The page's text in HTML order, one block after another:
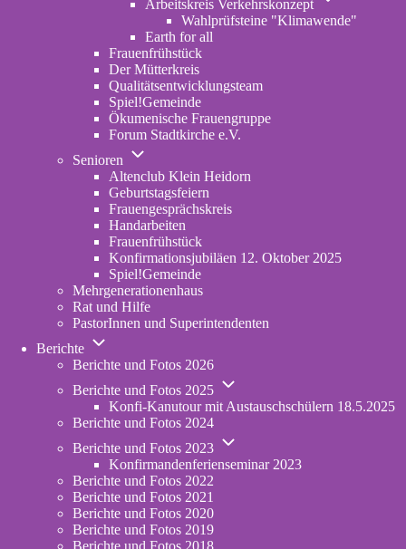
Männerkreis
Arbeitskreis Verkehrskonzept
Arbeitskreis
Wahlprüfsteine "Klimawende"
Earth for all
Frauenfrühstück
Der Mütterkreis
Qualitätsentwicklungsteam
Spiel!Gemeinde
Ökumenische Frauengruppe
Forum Stadtkirche e.V.
tab)
Senioren
Unternavigation
Senioren
Altenclub Klein Heidorn
Geburtstagsfeiern
Frauengesprächskreis
Handarbeiten
Frauenfrühstück
Konfirmationsjubiläen 12. Oktober 2025
Spiel!Gemeinde
Mehrgenerationenhaus
new
Rat und Hilfe
PastorInnen und Superintendenten
Berichte
Unternavigation
Berichte
Berichte und Fotos 2026
Berichte und Fotos 2025
Unternavigation
Berichte
Fotos
2025
Konfi-Kanutour mit Austauschschülern 18.5.2025
Berichte und Fotos 2024
Berichte und Fotos 2023
Unternavigation
Berichte
Konfirmandenferienseminar 2023
Berichte und Fotos 2022
Berichte und Fotos 2021
Berichte und Fotos 2020
Berichte und Fotos 2019
Berichte und Fotos 2018